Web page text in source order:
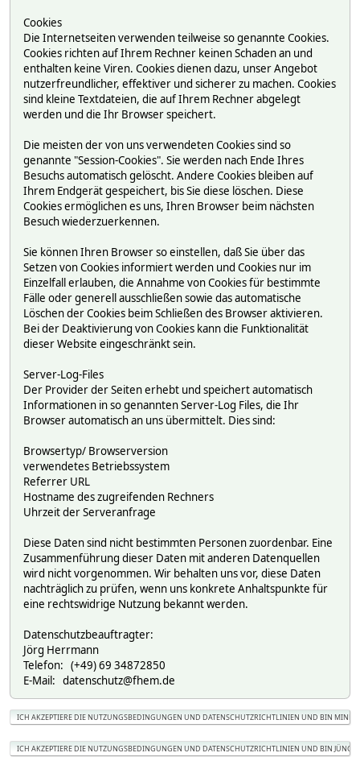
Cookies
Die Internetseiten verwenden teilweise so genannte Cookies.
Cookies richten auf Ihrem Rechner keinen Schaden an und
enthalten keine Viren. Cookies dienen dazu, unser Angebot
nutzerfreundlicher, effektiver und sicherer zu machen. Cookies
sind kleine Textdateien, die auf Ihrem Rechner abgelegt
werden und die Ihr Browser speichert.
Die meisten der von uns verwendeten Cookies sind so
genannte "Session-Cookies". Sie werden nach Ende Ihres
Besuchs automatisch gelöscht. Andere Cookies bleiben auf
Ihrem Endgerät gespeichert, bis Sie diese löschen. Diese
Cookies ermöglichen es uns, Ihren Browser beim nächsten
Besuch wiederzuerkennen.
Sie können Ihren Browser so einstellen, daß Sie über das
Setzen von Cookies informiert werden und Cookies nur im
Einzelfall erlauben, die Annahme von Cookies für bestimmte
Fälle oder generell ausschließen sowie das automatische
Löschen der Cookies beim Schließen des Browser aktivieren.
Bei der Deaktivierung von Cookies kann die Funktionalität
dieser Website eingeschränkt sein.
Server-Log-Files
Der Provider der Seiten erhebt und speichert automatisch
Informationen in so genannten Server-Log Files, die Ihr
Browser automatisch an uns übermittelt. Dies sind:
Browsertyp/ Browserversion
verwendetes Betriebssystem
Referrer URL
Hostname des zugreifenden Rechners
Uhrzeit der Serveranfrage
Diese Daten sind nicht bestimmten Personen zuordenbar. Eine
Zusammenführung dieser Daten mit anderen Datenquellen
wird nicht vorgenommen. Wir behalten uns vor, diese Daten
nachträglich zu prüfen, wenn uns konkrete Anhaltspunkte für
eine rechtswidrige Nutzung bekannt werden.
Datenschutzbeauftragter:
Jörg Herrmann
Telefon: (+49) 69 34872850
E-Mail: datenschutz@fhem.de